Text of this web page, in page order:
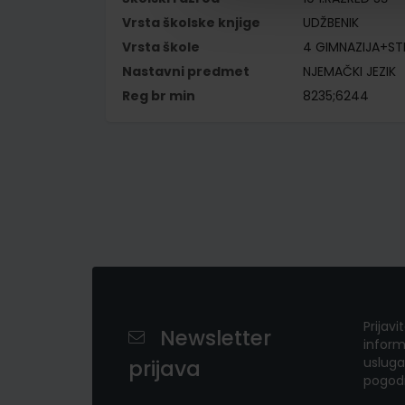
Vrsta školske knjige
UDŽBENIK
Vrsta škole
4
Nastavni predmet
NJEMAČKI JEZIK
Reg br min
8235;6244
Newsletter
prijava